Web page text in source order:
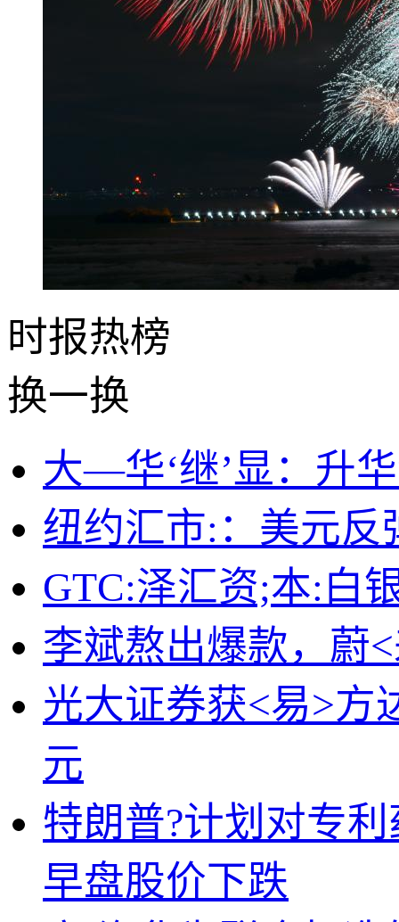
时报热榜
换一换
大—华‘继’显：升
纽约汇市:：美元反
GTC:泽汇资;本:白
李斌熬出爆款，蔚
光大证券获<易>方
元
特朗普?计划对专
早盘股价下跌